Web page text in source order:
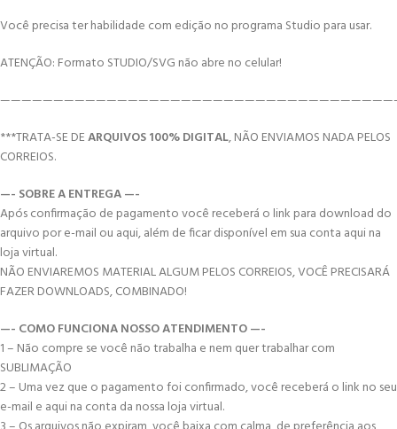
Você precisa ter habilidade com edição no programa Studio para usar.
ATENÇÃO: Formato STUDIO/SVG não abre no celular!
***TRATA-SE DEARQUIVOS 100% DIGITAL, NÃO ENVIAMOS NADA PELOS
CORREIOS.
—- SOBRE A ENTREGA —-
Após confirmação de pagamento você receberá o link para download do
arquivo por e-mail ou aqui, além de ficar disponível em sua conta aqui na
loja virtual.
NÃO ENVIAREMOS MATERIAL ALGUM PELOS CORREIOS, VOCÊ PRECISARÁ
FAZER DOWNLOADS, COMBINADO!
—- COMO FUNCIONA NOSSO ATENDIMENTO —-
1 – Não compre se você não trabalha e nem quer trabalhar com
SUBLIMAÇÃO
2 – Uma vez que o pagamento foi confirmado, você receberá o link no seu
e-mail e aqui na conta da nossa loja virtual.